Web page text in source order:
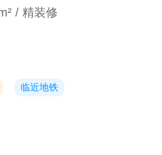
/ 精装修
临近地铁